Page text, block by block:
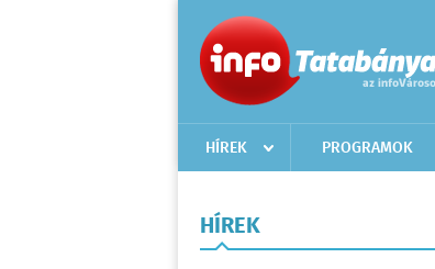
HÍREK PROGRAMOK
HÍREK